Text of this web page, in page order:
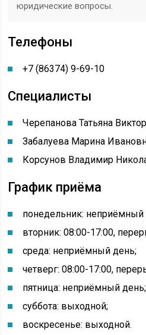
юридические вопросы.
Телефоны
+7 (86374) 9-69-10
Специалисты
Черепанова Татьяна
Забалуева Марина
Корсунов Владимир
График приёма
понедельник: неприёмный
вторник: 08:00-17:00,
среда: неприёмный день;
четверг: 08:00-17:00,
пятница: неприёмный день;
суббота: выходной;
воскресенье: выходной.